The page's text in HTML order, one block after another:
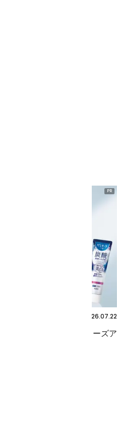
2026.07.22
目の炭酸ハミガキをクローズア